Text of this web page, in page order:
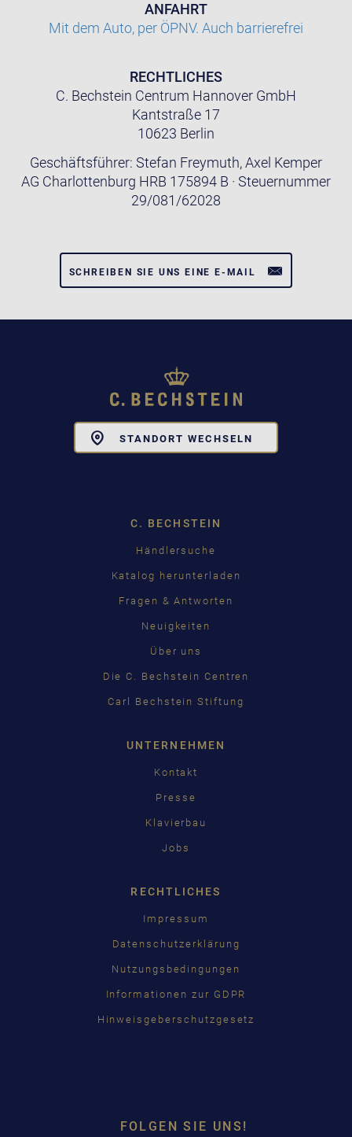
ANFAHRT
Mit dem Auto, per ÖPNV. Auch barrierefrei
RECHTLICHES
C. Bechstein Centrum Hannover GmbH
Kantstraße 17
10623 Berlin
Geschäftsführer: Stefan Freymuth, Axel Kemper
AG Charlottenburg HRB 175894 B · Steuernummer
29/081/62028
SCHREIBEN SIE UNS EINE E-MAIL
STANDORT WECHSELN
C. BECHSTEIN
Händlersuche
Katalog herunterladen
Fragen & Antworten
Neuigkeiten
Über uns
Die C. Bechstein Centren
Carl Bechstein Stiftung
UNTERNEHMEN
Kontakt
Presse
Klavierbau
Jobs
RECHTLICHES
Impressum
Datenschutzerklärung
Nutzungsbedingungen
Informationen zur GDPR
Hinweisgeberschutzgesetz
FOLGEN SIE UNS!